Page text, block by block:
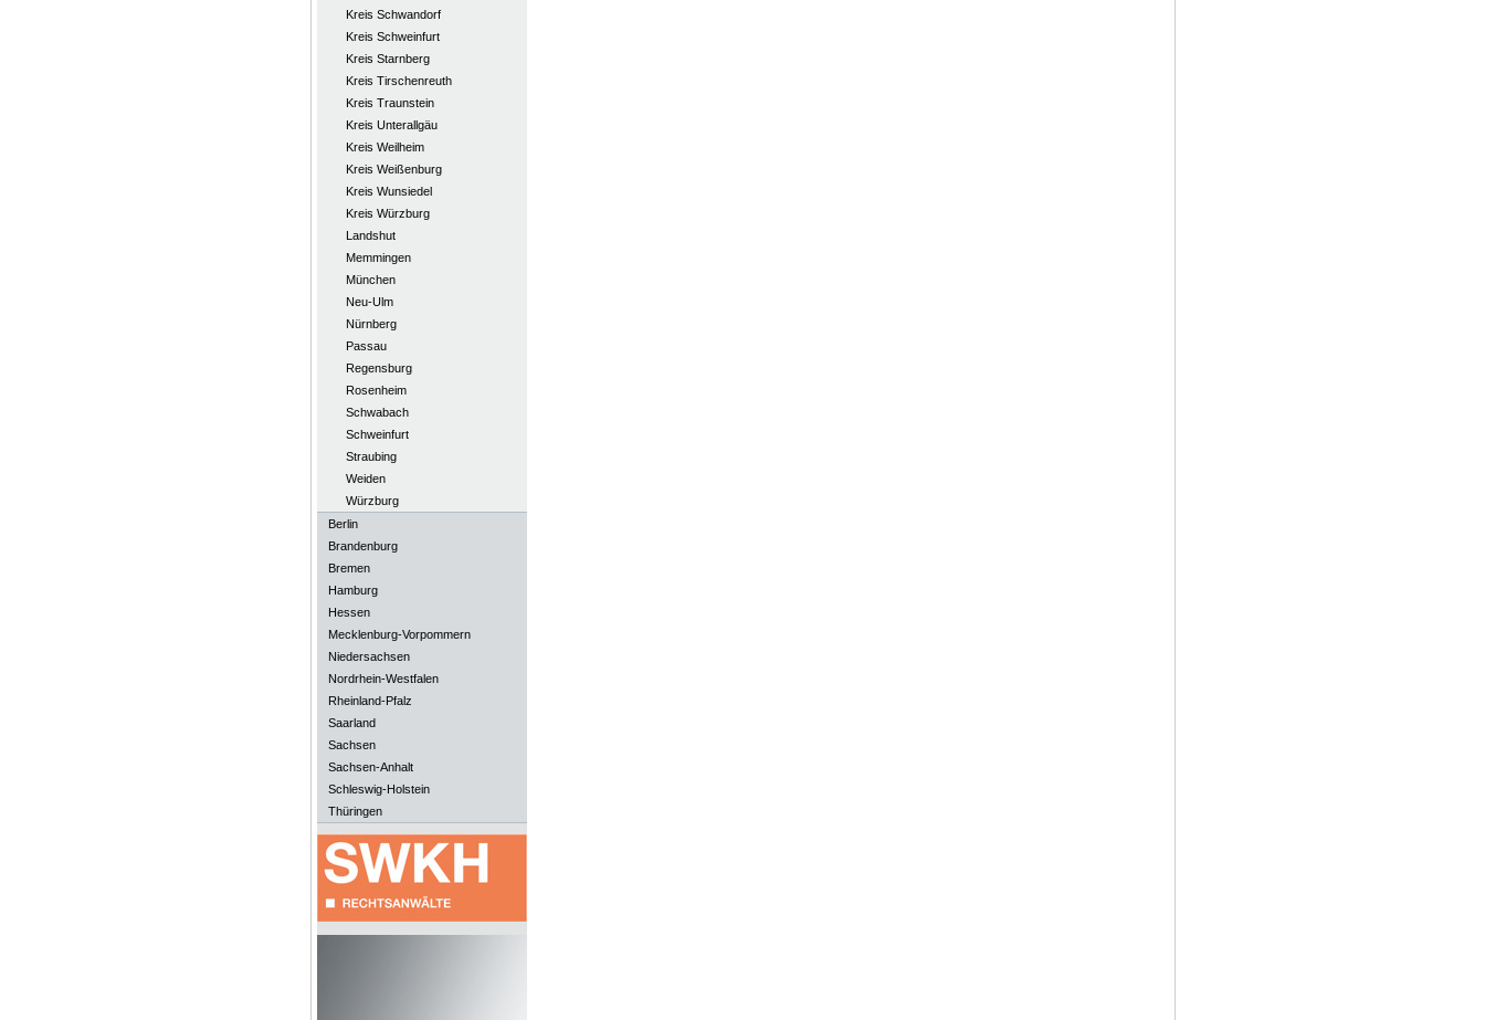
Kreis Schwandorf
Kreis Schweinfurt
Kreis Starnberg
Kreis Tirschenreuth
Kreis Traunstein
Kreis Unterallgäu
Kreis Weilheim
Kreis Weißenburg
Kreis Wunsiedel
Kreis Würzburg
Landshut
Memmingen
München
Neu-Ulm
Nürnberg
Passau
Regensburg
Rosenheim
Schwabach
Schweinfurt
Straubing
Weiden
Würzburg
Berlin
Brandenburg
Bremen
Hamburg
Hessen
Mecklenburg-Vorpommern
Niedersachsen
Nordrhein-Westfalen
Rheinland-Pfalz
Saarland
Sachsen
Sachsen-Anhalt
Schleswig-Holstein
Thüringen